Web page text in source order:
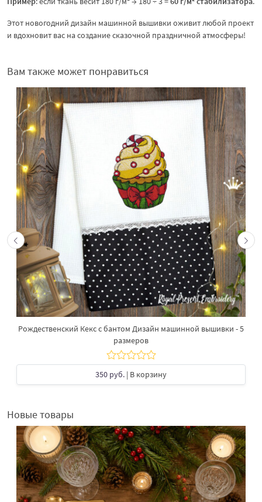
Этот новогодний дизайн машинной вышивки оживит любой проект
и вдохновит вас на создание сказочной праздничной атмосферы!
Вам также может понравиться
Рождественский Кекс с бантом Дизайн машинной вышивки - 5
размеров
350 руб. | В корзину
Новые товары